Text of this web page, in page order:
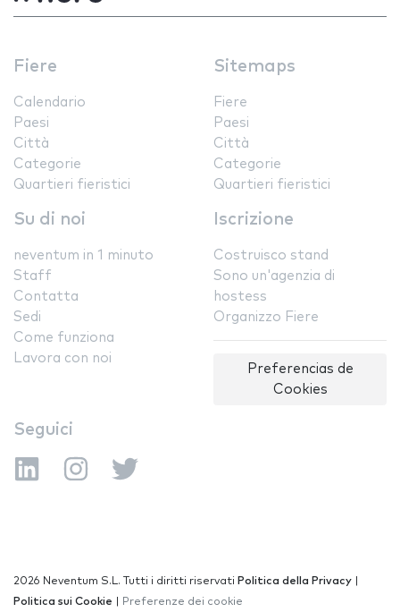
Fiere
Calendario
Paesi
Città
Categorie
Quartieri fieristici
Sitemaps
Fiere
Paesi
Città
Categorie
Quartieri fieristici
Su di noi
neventum in 1 minuto
Staff
Contatta
Sedi
Come funziona
Lavora con noi
Iscrizione
Costruisco stand
Sono un'agenzia di
hostess
Organizzo Fiere
Preferencias de
Cookies
Seguici
2026 Neventum S.L. Tutti i diritti riservati Politica della Privacy
Politica sui Cookie
Preferenze dei cookie